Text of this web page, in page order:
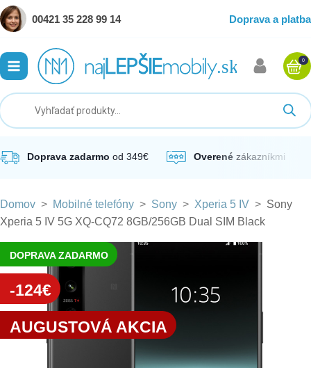
00421 35 228 99 14 Doprava a platba
0
Doprava zadarmo od 349€ Overené zákazníkmi
Domov > Mobilné telefóny > Sony > Xperia 5 IV > Sony
Xperia 5 IV 5G XQ-CQ72 8GB/256GB Dual SIM Black
DOPRAVA ZADARMO
-124€
AUGUSTOVÁ AKCIA